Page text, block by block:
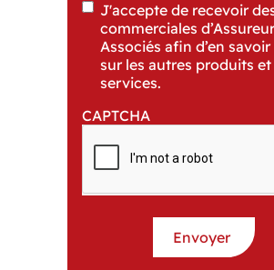
J'accepte de recevoir
commerciales
Associés afin d’en
sur les autres produits et
services.
CAPTCHA